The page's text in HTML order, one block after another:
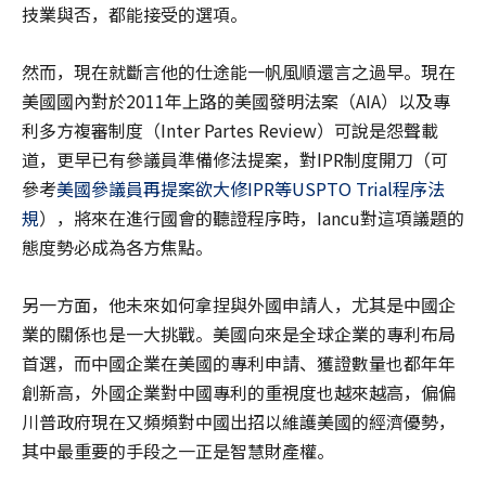
技業與否，都能接受的選項。
然而，現在就斷言他的仕途能一帆風順還言之過早。現在
美國國內對於2011年上路的美國發明法案（AIA）以及專
利多方複審制度（Inter Partes Review）可說是怨聲載
道，更早已有參議員準備修法提案，對IPR制度開刀（可
參考美國參議員再提案欲大修IPR等USPTO Trial程序法
規），將來在進行國會的聽證程序時，Iancu對這項議題的
態度勢必成為各方焦點。
另一方面，他未來如何拿捏與外國申請人，尤其是中國企
業的關係也是一大挑戰。美國向來是全球企業的專利布局
首選，而中國企業在美國的專利申請、獲證數量也都年年
創新高，外國企業對中國專利的重視度也越來越高，偏偏
川普政府現在又頻頻對中國出招以維護美國的經濟優勢，
其中最重要的手段之一正是智慧財產權。